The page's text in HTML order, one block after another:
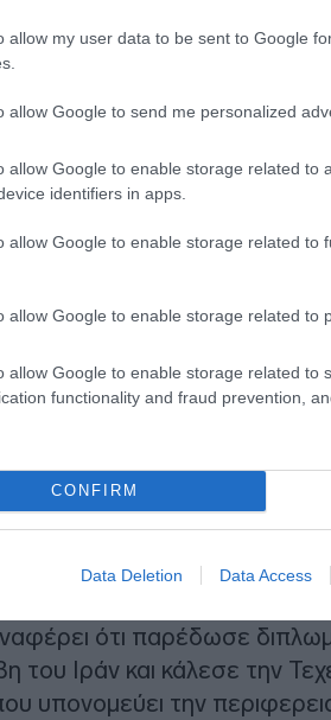
allow my user data to be sent to Google
allow Google to send me personalized
allow Google to enable storage related to
identifiers in apps.
allow Google to enable storage related to
allow Google to enable storage related to
allow Google to enable storage related to
functionality and fraud prevention,
CONFIRM
Data Deletion Data Access
του Κατάρ
τον επιτετραμμένο του
μετά την επίθεση
αερίου την ώρα που
την Τεχεράνη. Στην
ότι παρέδωσε
Ιράν και κάλεσε την
υπονομεύει την